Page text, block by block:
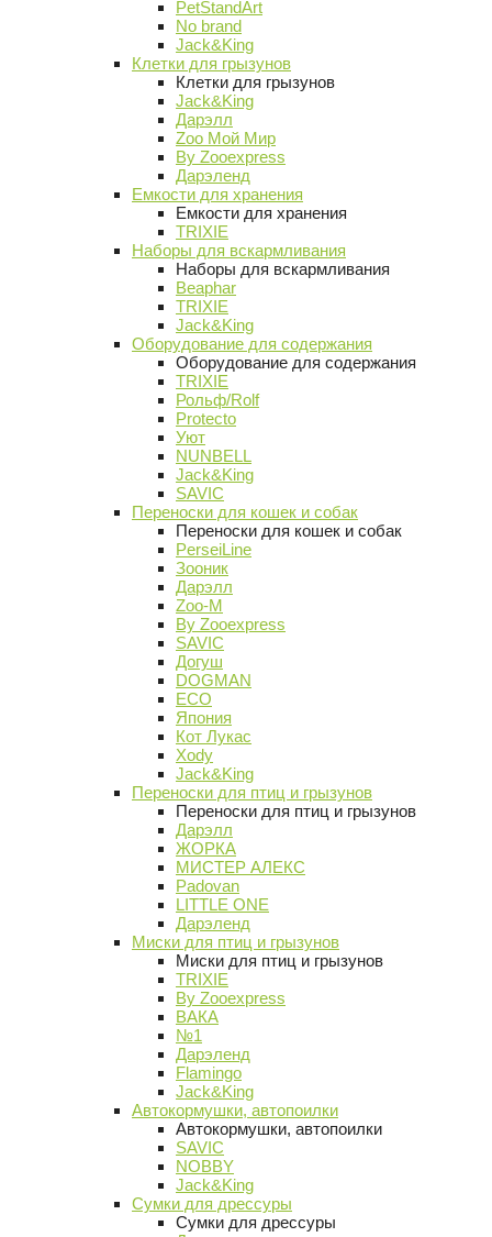
PetStandArt
No brand
Jack&King
Клетки для грызунов
Клетки для грызунов
Jack&King
Дарэлл
Zoo Мой Мир
By Zooexpress
Дарэленд
Емкости для хранения
Емкости для хранения
TRIXIE
Наборы для вскармливания
Наборы для вскармливания
Beaphar
TRIXIE
Jack&King
Оборудование для содержания
Оборудование для содержания
TRIXIE
Рольф/Rolf
Protecto
Уют
NUNBELL
Jack&King
SAVIC
Переноски для кошек и собак
Переноски для кошек и собак
PerseiLine
Зооник
Дарэлл
Zoo-M
By Zooexpress
SAVIC
Догуш
DOGMAN
ECO
Япония
Кот Лукас
Xody
Jack&King
Переноски для птиц и грызунов
Переноски для птиц и грызунов
Дарэлл
ЖОРКА
МИСТЕР АЛЕКС
Padovan
LITTLE ONE
Дарэленд
Миски для птиц и грызунов
Миски для птиц и грызунов
TRIXIE
By Zooexpress
ВАКА
№1
Дарэленд
Flamingo
Jack&King
Автокормушки, автопоилки
Автокормушки, автопоилки
SAVIC
NOBBY
Jack&King
Сумки для дрессуры
Сумки для дрессуры